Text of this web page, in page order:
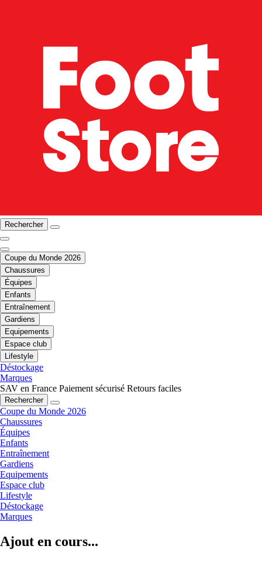
Rechercher
Coupe du Monde 2026
Chaussures
Équipes
Enfants
Entraînement
Gardiens
Equipements
Espace club
Lifestyle
Déstockage
Marques
SAV en France Paiement sécurisé Retours faciles
Rechercher
Coupe du Monde 2026
Chaussures
Équipes
Enfants
Entraînement
Gardiens
Equipements
Espace club
Lifestyle
Déstockage
Marques
Ajout en cours...